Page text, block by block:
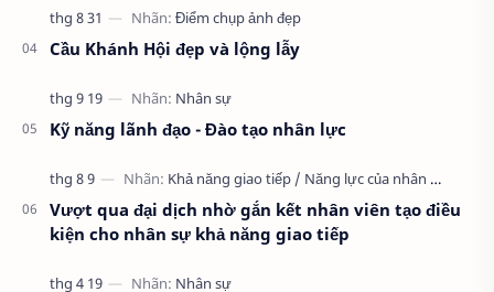
Cầu Khánh Hội đẹp và lộng lẫy
Kỹ năng lãnh đạo - Đào tạo nhân lực
Vượt qua đại dịch nhờ gắn kết nhân viên tạo điều
kiện cho nhân sự khả năng giao tiếp